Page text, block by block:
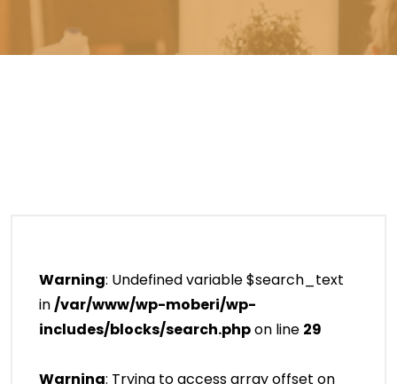
Warning: Undefined variable $search_text
in/var/www/wp-moberi/wp-
includes/blocks/search.phpon line 29
Warning: Trying to access array offset on